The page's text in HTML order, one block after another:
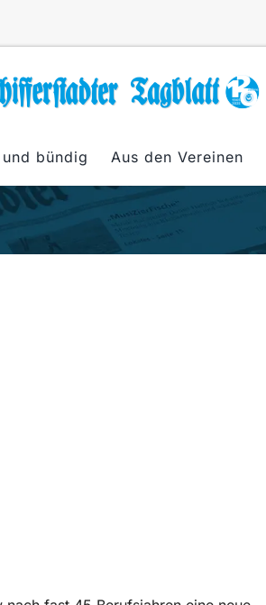
bündig Aus den Vereinen